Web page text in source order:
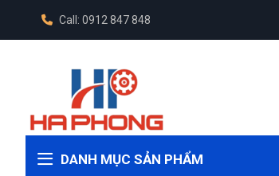
Call: 0912 847 848
DANH MỤC SẢN PHẨM